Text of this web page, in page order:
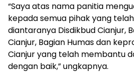
“Saya atas nama panitia
kepada semua pihak yang
diantaranya Disdikbud Cianjur,
Cianjur, Bagian Humas dan
Cianjur yang telah membantu
dengan baik,” ungkapnya.